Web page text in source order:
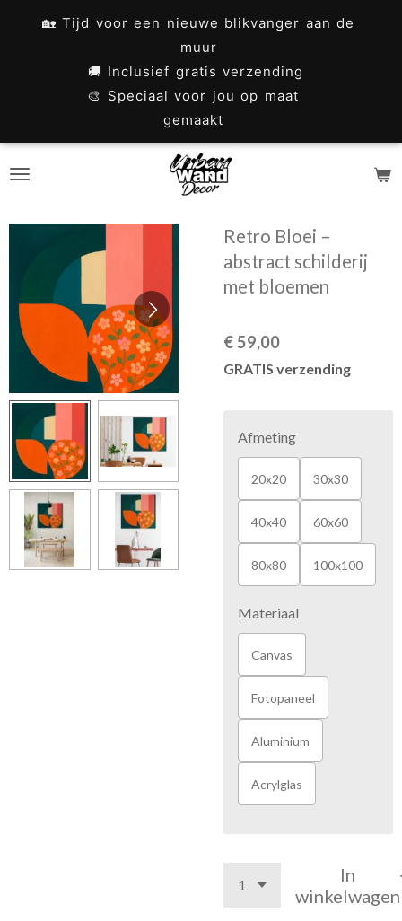
🏡 Tijd voor een nieuwe blikvanger aan de
muur
🚚 Inclusief gratis verzending
🎨 Speciaal voor jou op maat
gemaakt
Retro Bloei –
abstract schilderij
met bloemen
€ 59,00
GRATIS verzending
Afmeting
20x20 30x30
40x40 60x60
80x80 100x100
Materiaal
Canvas
Fotopaneel
Aluminium
Acrylglas
In
winkelwagen